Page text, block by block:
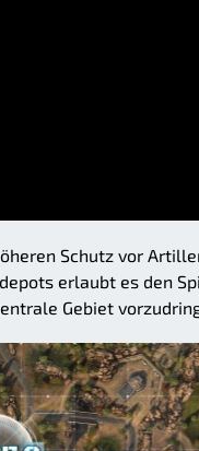
Schutz vor
erlaubt es den
Gebiet